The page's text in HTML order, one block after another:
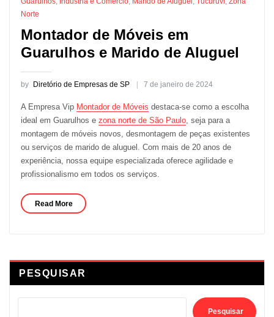
Norte
Montador de Móveis em
Guarulhos e Marido de Aluguel
by Diretório de Empresas de SP 7 de janeiro de 2024
A Empresa Vip Montador de Móveis destaca-se como a escolha
ideal em Guarulhos e zona norte de São Paulo, seja para a
montagem de móveis novos, desmontagem de peças existentes
ou serviços de marido de aluguel. Com mais de 20 anos de
experiência, nossa equipe especializada oferece agilidade e
profissionalismo em todos os serviços.
Read More
PESQUISAR
Pesquisar